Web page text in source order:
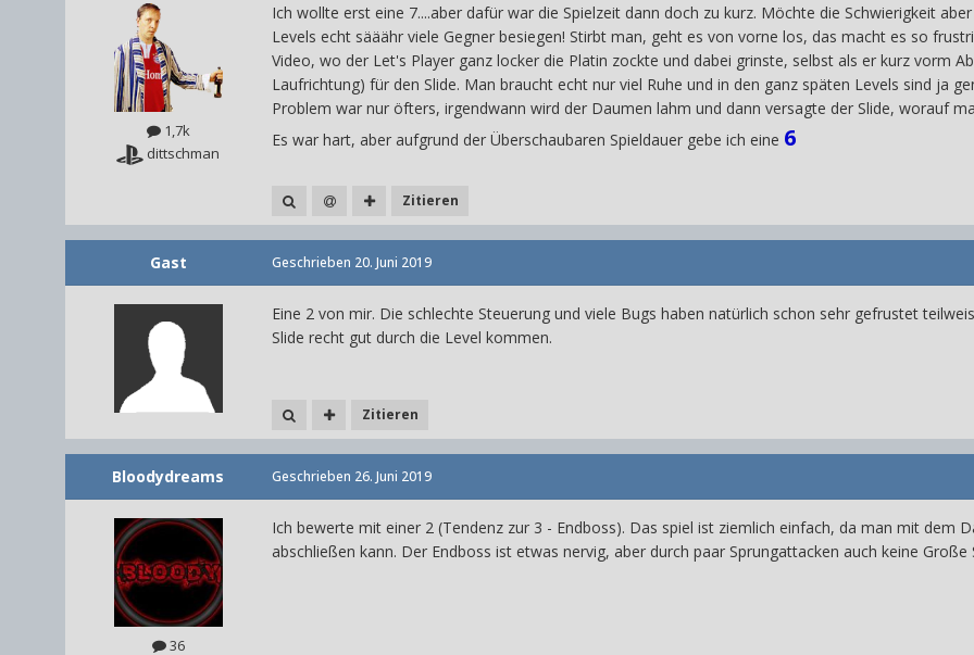
1,7k
dittschman
Ich wollte erst eine 7....aber dafür war die Spielzeit dann doch zu kurz. Möchte die Schwierigkeit
Levels echt sääähr viele Gegner besiegen! Stirbt man, geht es von vorne los, das macht es so
Video, wo der Let's Player ganz locker die Platin zockte und dabei grinste, selbst als er kurz vorm
Laufrichtung) für den Slide. Man braucht echt nur viel Ruhe und in den ganz späten Levels sind ja
Problem war nur öfters, irgendwann wird der Daumen lahm und dann versagte der Slide, worauf
Es war hart, aber aufgrund der Überschaubaren Spieldauer gebe ich eine 6
Zitieren
Gast Geschrieben 20. Juni 2019
Eine 2 von mir. Die schlechte Steuerung und viele Bugs haben natürlich schon sehr gefrustet
Slide recht gut durch die Level kommen.
Zitieren
Bloodydreams
36
Geschrieben 26. Juni 2019
Ich bewerte mit einer 2 (Tendenz zur 3 - Endboss). Das spiel ist ziemlich einfach, da man mit dem
abschließen kann. Der Endboss ist etwas nervig, aber durch paar Sprungattacken auch keine Große